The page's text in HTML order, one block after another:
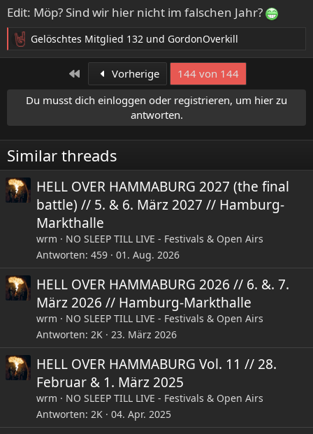
Edit: Möp? Sind wir hier nicht im falschen Jahr?
R
e
o
n
e
n
:
Gelöschtes Mitglied 132 und GordonOverkill
Erste Vorherige
144 von 144
Du musst dich einloggen oder registrieren, um hier zu
antworten.
Similar threads
HELL OVER HAMMABURG 2027 (the final
battle) // 5. & 6. März 2027 // Hamburg-
Markthalle
wrm
NO SLEEP TILL LIVE - Festivals & Open Airs
Antworten 459 01. Aug. 2026
HELL OVER HAMMABURG 2026 // 6. &. 7.
März 2026 // Hamburg-Markthalle
wrm
NO SLEEP TILL LIVE - Festivals & Open Airs
Antworten 2K 23. März 2026
HELL OVER HAMMABURG Vol. 11 // 28.
Februar & 1. März 2025
wrm
NO SLEEP TILL LIVE - Festivals & Open Airs
Antworten 2K 04. Apr. 2025